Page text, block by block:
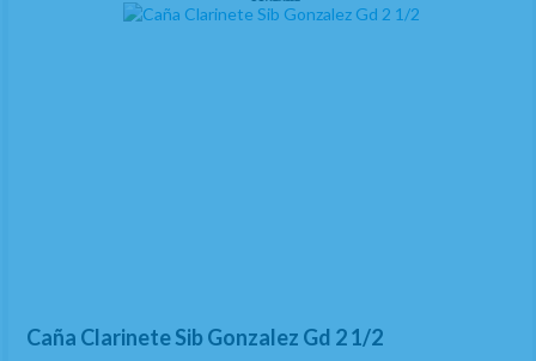
Caña Clarinete Sib Gonzalez Gd 2 1/2
Política de Cookies, donde también le explicaremos cómo